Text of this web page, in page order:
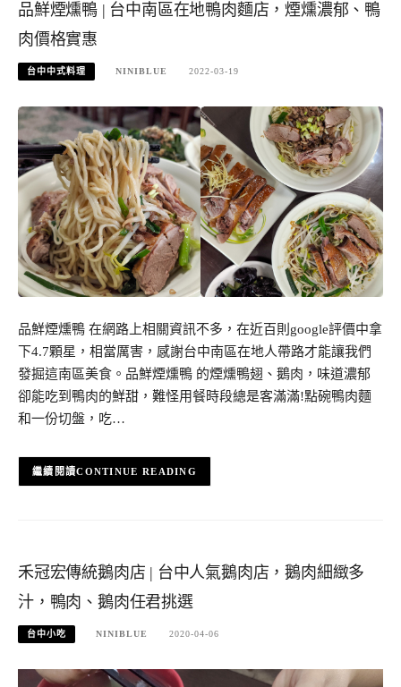
品鮮煙燻鴨 | 台中南區在地鴨肉麵店，煙燻濃郁、鴨
肉價格實惠
台中中式料理 NINIBLUE 2022-03-19
品鮮煙燻鴨 在網路上相關資訊不多，在近百則google評價中拿
下4.7顆星，相當厲害，感謝台中南區在地人帶路才能讓我們
發掘這南區美食。品鮮煙燻鴨 的煙燻鴨翅、鵝肉，味道濃郁
卻能吃到鴨肉的鮮甜，難怪用餐時段總是客滿滿!點碗鴨肉麵
和一份切盤，吃…
CONTINUE READING
禾冠宏傳統鵝肉店 | 台中人氣鵝肉店，鵝肉細緻多
汁，鴨肉、鵝肉任君挑選
台中小吃 NINIBLUE 2020-04-06